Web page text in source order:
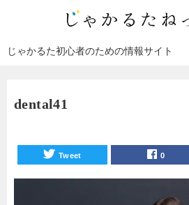
じゃかるた初心者のための情報サイト
dental41
Tweet 0